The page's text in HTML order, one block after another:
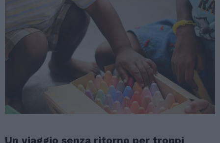
Un viaggio senza ritorno per troppi